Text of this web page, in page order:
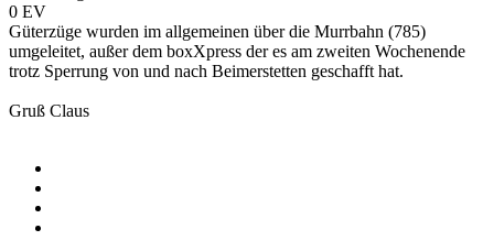
0 EV
Güterzüge wurden im allgemeinen über die Murrbahn (785)
umgeleitet, außer dem boxXpress der es am zweiten Wochenende
trotz Sperrung von und nach Beimerstetten geschafft hat.
Gruß Claus